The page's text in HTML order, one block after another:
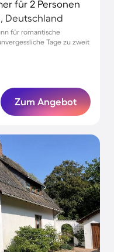
für 2 Personen
Deutschland
für romantische
Tage zu zweit
Zum Angebot